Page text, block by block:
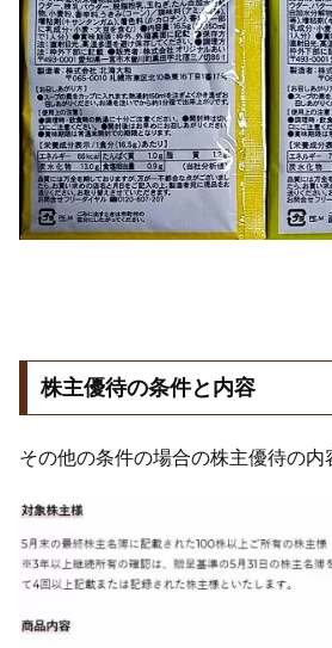
株主優待の条件と内容
その他の条件の場合の株主優待の内